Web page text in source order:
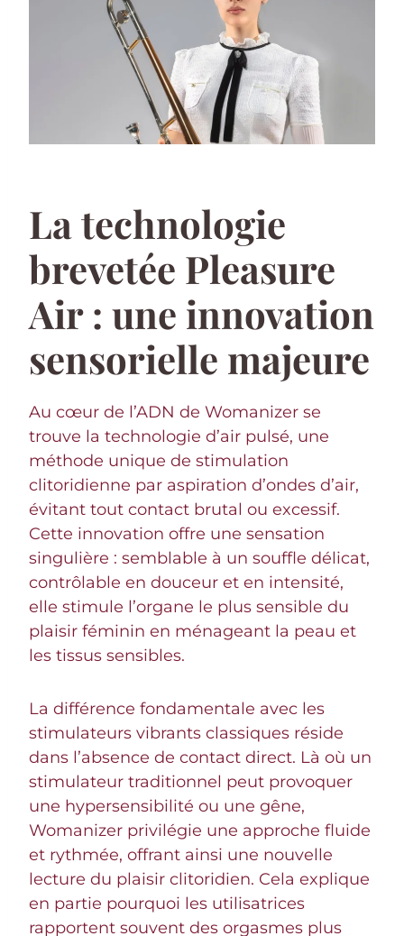
La technologie
brevetée Pleasure
Air : une innovation
sensorielle majeure
Au cœur de l’ADN de Womanizer se
trouve la technologie d’air pulsé, une
méthode unique de stimulation
clitoridienne par aspiration d’ondes d’air,
évitant tout contact brutal ou excessif.
Cette innovation offre une sensation
singulière : semblable à un souffle délicat,
contrôlable en douceur et en intensité,
elle stimule l’organe le plus sensible du
plaisir féminin en ménageant la peau et
les tissus sensibles.
La différence fondamentale avec les
stimulateurs vibrants classiques réside
dans l’absence de contact direct. Là où un
stimulateur traditionnel peut provoquer
une hypersensibilité ou une gêne,
Womanizer privilégie une approche fluide
et rythmée, offrant ainsi une nouvelle
lecture du plaisir clitoridien. Cela explique
en partie pourquoi les utilisatrices
rapportent souvent des orgasmes plus